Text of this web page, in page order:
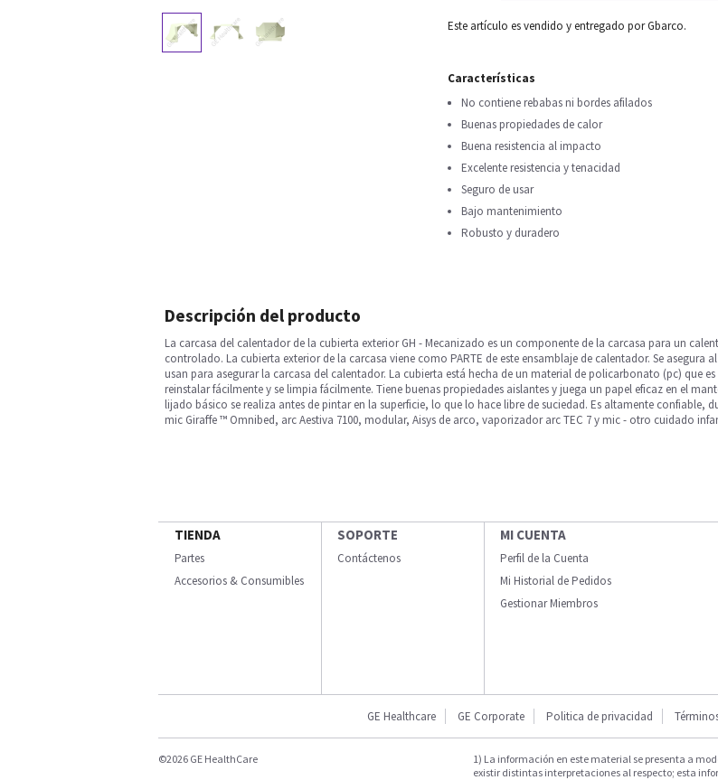
Este artículo es vendido y entregado por Gbarco.
Características
No contiene rebabas ni bordes afilados
Buenas propiedades de calor
Buena resistencia al impacto
Excelente resistencia y tenacidad
Seguro de usar
Bajo mantenimiento
Robusto y duradero
Descripción del producto
La carcasa del calentador de la cubierta exterior GH - Mecanizado es un componente de la carcasa para un
controlado. La cubierta exterior de la carcasa viene como PARTE de este ensamblaje de calentador. Se
usan para asegurar la carcasa del calentador. La cubierta está hecha de un material de policarbonato (pc) que
reinstalar fácilmente y se limpia fácilmente. Tiene buenas propiedades aislantes y juega un papel eficaz en el
lijado básico se realiza antes de pintar en la superficie, lo que lo hace libre de suciedad. Es altamente confiable,
mic Giraffe ™ Omnibed, arc Aestiva 7100, modular, Aisys de arco, vaporizador arc TEC 7 y mic - otro cuidado
TIENDA
Partes
Accesorios & Consumibles
SOPORTE
Contáctenos
MI CUENTA
Perfil de la Cuenta
Mi Historial de Pedidos
Gestionar Miembros
GE Healthcare GE Corporate Politica de privacidad
©2026 GE HealthCare
1) La información en este material se presenta a
existir distintas interpretaciones al respecto; esta